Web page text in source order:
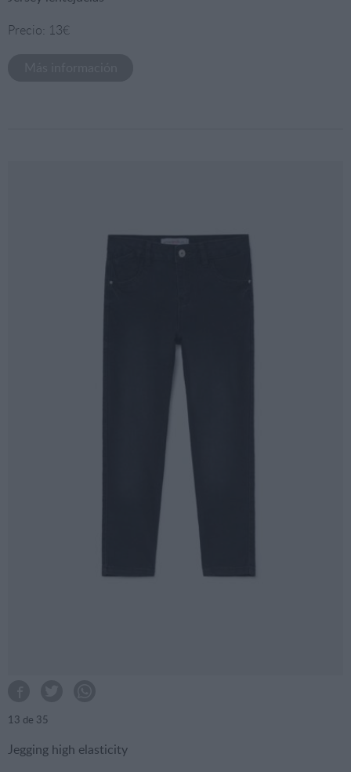
Precio: 13€
13 de 35
Jegging high elasticity